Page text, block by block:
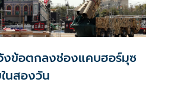
งข้อตกลงช่องแคบฮอร์มุซ
นสองวัน